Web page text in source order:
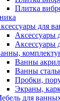
Плитка
для
Аксессуары
Аксессуары
Ванны
Ванны
Пробки,
Экраны,
для